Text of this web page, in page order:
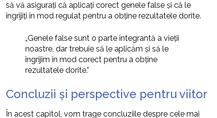
să vă asigurați că aplicați corect genele false și că le
îngrijiți în mod regulat pentru a obține rezultatele dorite.
„Genele false sunt o parte integrantă a vieții
noastre, dar trebuie să le aplicăm și să le
îngrijim în mod corect pentru a obține
rezultatele dorite.”
Concluzii și perspective pentru viitor
În acest capitol, vom trage concluziile despre cele mai